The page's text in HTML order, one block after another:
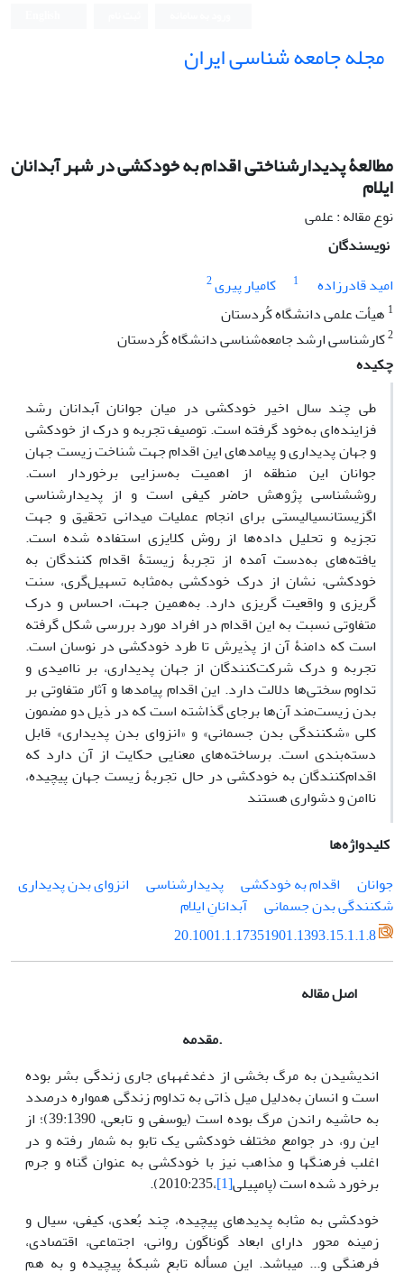
مجله جامعه شناسی ایران
مطالعۀ پدیدارشناختی اقدام به خودکشی در شهر آبدانان
ایلام
نوع مقاله : علمی
نویسندگان
امید قادرزاده
1 کامیار پیری2
1 هیأت علمی دانشگاه کُردستان
2کارشناسی ارشد جامعه‌شناسی دانشگاه کُردستان
چکیده
طی چند سال اخیر خودکشی در میان جوانان آبدانان رشد
فزاینده‌ای به‌خود گرفته است. توصیف تجربه و درک از خودکشی
و جهان پدیداری و پیامدهای این اقدام جهت شناخت زیست جهان
جوانان این منطقه از اهمیت به‌سزایی برخوردار است.
روش‏شناسی پژوهش حاضر کیفی است و از پدیدار‌شناسی
اگزیستانسیالیستی برای انجام عملیات میدانی تحقیق و جهت
تجزیه و تحلیل داده‌ها از روش کلایزی استفاده شده است.
یافته‌های به‌دست آمده از تجربۀ زیستۀ اقدام کنندگان به
خودکشی، نشان از درک خودکشی به‌مثابه تسهیل‌گری‏، سنت
گریزی و واقعیت گریزی دارد. به‌همین جهت، احساس و درک
متفاوتی نسبت به این اقدام در افراد مورد بررسی شکل گرفته
است که دامنۀ آن از پذیرش تا طرد خودکشی در نوسان است.
تجربه و درک شرکت‌کنندگان از جهان پدیداری، بر ناامیدی و
تداوم سختی‌ها دلالت دارد. این اقدام پیامدها و آثار متفاوتی بر
بدن زیست‌مند آن‌ها برجای گذاشته است که در ذیل دو مضمون
کلی «شکنندگی بدن جسمانی» و «انزوای بدن پدیداری» قابل
دسته‌بندی است. برساخته‌های معنایی حکایت از آن دارد که‌‌
اقدام‌کنندگان به خودکشی در حال تجربۀ زیست جهان پیچیده،
ناامن و دشواری هستند
کلیدواژه‌ها
جوانان
اقدام به خودکشی پدیدارشناسی
انزوای بدن پدیداری
شکنندگی بدن جسمانی
آبدانانِ ایلام
20.1001.1.17351901.1393.15.1.1.8
اصل مقاله
.مقدمه
اندیشیدن به مرگ بخشی از دغدغه­های جاری زندگی بشر بوده
است و انسان به‌دلیل میل ذاتی به تداوم زندگی همواره درصدد
به حاشیه راندن مرگ بوده است (یوسفی و تابعی، 39:1390)؛ از
این رو، در جوامع مختلف خودکشی یک تابو به شمار رفته و در
اغلب فرهنگ­ها و مذاهب نیز با خودکشی به عنوان گناه و جرم
برخورد شده است (پامپیلی[1] ،2010:235).
خودکشی به مثابه پدیده­ای پیچیده، چند بُعدی، کیفی، سیال و
زمینه­ محور دارای ابعاد گوناگون روانی، اجتماعی، اقتصادی،
فرهنگی و... می­باشد. این مسأله تابع شبکۀ پیچیده و به هم